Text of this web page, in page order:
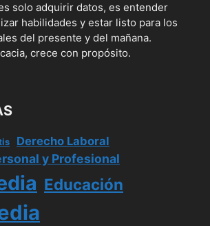
solo adquirir datos, es entender
habilidades y estar listo para los
del presente y del mañana.
crece con propósito.
Derecho Laboral
y Profesional
Educación